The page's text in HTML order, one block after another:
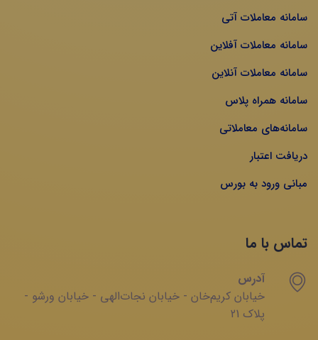
سامانه معاملات آتی
سامانه معاملات آفلاین
سامانه معاملات آنلاین
سامانه همراه پلاس
سامانه‌های معاملاتی
دریافت اعتبار
مبانی ورود به بورس
تماس با ما
آدرس
خیابان‌ کریم‌‌خان - خیابان ‌نجات‌الهی - خیابان ‌ورشو -
پلاک 21